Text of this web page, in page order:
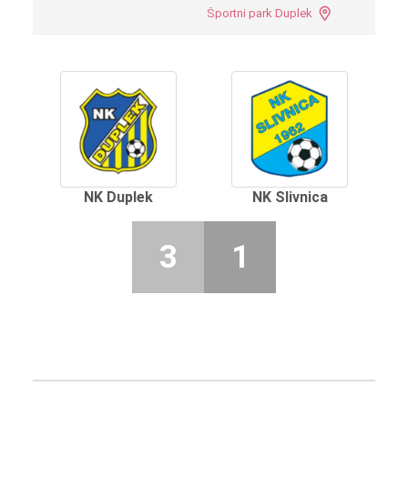
Športni park Duplek
NK Duplek NK Slivnica
3 1